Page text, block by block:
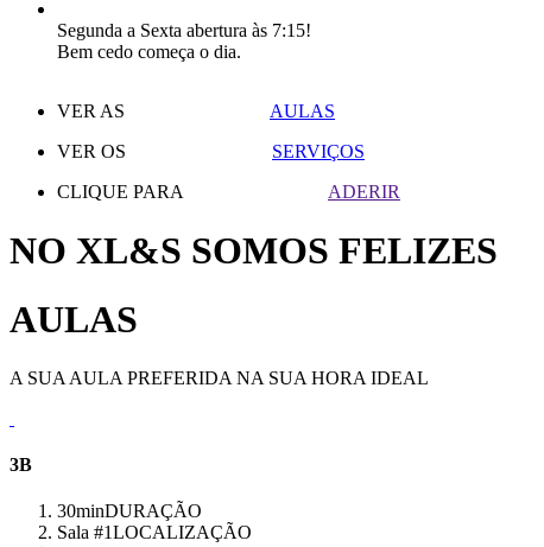
Segunda a Sexta abertura às 7:15!
Bem cedo começa o dia.
VER AS
AULAS
VER OS
SERVIÇOS
CLIQUE PARA
ADERIR
NO XL&S SOMOS FELIZES
AULAS
A SUA AULA PREFERIDA NA SUA HORA IDEAL
3B
30minDURAÇÃO
Sala #1LOCALIZAÇÃO